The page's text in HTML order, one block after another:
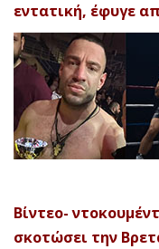
εντατική, έφυγε
Βίντεο-
σκοτώσει την